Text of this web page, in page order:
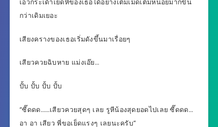
กว่าเดิมเยอะ
เสียงครางของเธอเริ่มดังขึ้นมาเรื่อยๆ
เสียวควยฉิบหาย แม่งเอ๊ย…
ปั้บ ปั้บ ปั้บ ปั้บ
“ซี๊ดดด……เสียวควยสุดๆ เลย รูหีน้องสุดยอดไปเลย ซี๊ดดด…
อา อา เสียว พี่ขอเย็ดแรงๆ เลยนะครับ”